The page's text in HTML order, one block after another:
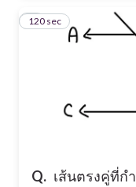
Q. เส้นตรงคู่ที่ก
5
120 sec